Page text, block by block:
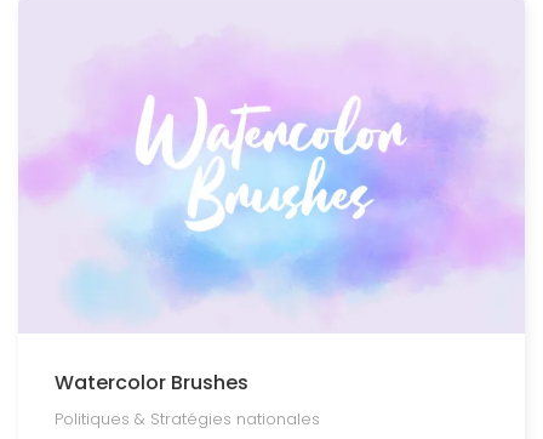
Watercolor Brushes
Politiques & Stratégies nationales